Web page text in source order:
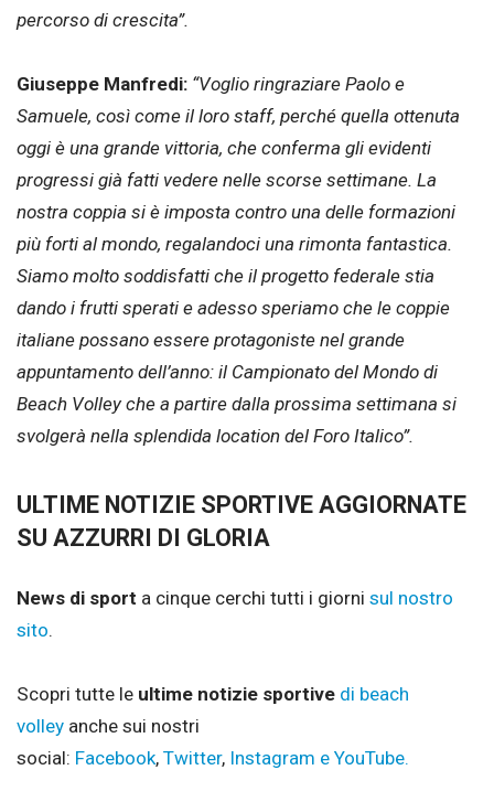
percorso di crescita”.
Giuseppe Manfredi: “Voglio ringraziare Paolo e
Samuele, così come il loro staff, perché quella ottenuta
oggi è una grande vittoria, che conferma gli evidenti
progressi già fatti vedere nelle scorse settimane. La
nostra coppia si è imposta contro una delle formazioni
più forti al mondo, regalandoci una rimonta fantastica.
Siamo molto soddisfatti che il progetto federale stia
dando i frutti sperati e adesso speriamo che le coppie
italiane possano essere protagoniste nel grande
appuntamento dell’anno: il Campionato del Mondo di
Beach Volley che a partire dalla prossima settimana si
svolgerà nella splendida location del Foro Italico”.
ULTIME NOTIZIE SPORTIVE AGGIORNATE
SU AZZURRI DI GLORIA
News di sport a cinque cerchi tutti i giorni sul nostro
sito.
Scopri tutte le ultime notizie sportive di beach
volley anche sui nostri
social: Facebook, Twitter, Instagram e YouTube.